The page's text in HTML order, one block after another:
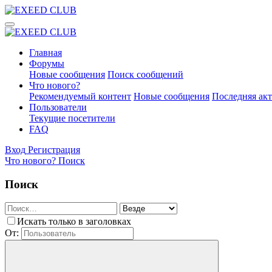
Главная
Форумы
Новые сообщения Поиск сообщений
Что нового?
Рекомендуемый контент Новые сообщения Последняя
Пользователи
Текущие посетители
FAQ
Вход Регистрация
Что нового? Поиск
Поиск
Искать только в заголовках
От: